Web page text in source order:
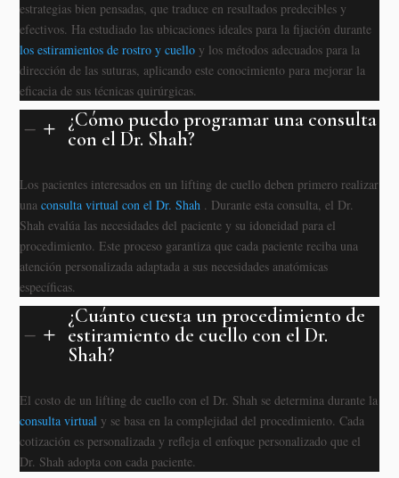
estrategias bien pensadas, que traduce en resultados predecibles y
efectivos. Ha estudiado las ubicaciones ideales para la fijación durante
los estiramientos de rostro y cuello y los métodos adecuados para la
dirección de las suturas, aplicando este conocimiento para mejorar la
eficacia de sus técnicas quirúrgicas.
K L
¿Cómo puedo programar una consulta
con el Dr. Shah?
Los pacientes interesados en un lifting de cuello deben primero realizar
unaconsulta virtual con el Dr. Shah . Durante esta consulta, el Dr.
Shah evalúa las necesidades del paciente y su idoneidad para el
procedimiento. Este proceso garantiza que cada paciente reciba una
atención personalizada adaptada a sus necesidades anatómicas
específicas.
K L
¿Cuánto cuesta un procedimiento de
estiramiento de cuello con el Dr.
Shah?
El costo de un lifting de cuello con el Dr. Shah se determina durante la
consulta virtual y se basa en la complejidad del procedimiento. Cada
cotización es personalizada y refleja el enfoque personalizado que el
Dr. Shah adopta con cada paciente.